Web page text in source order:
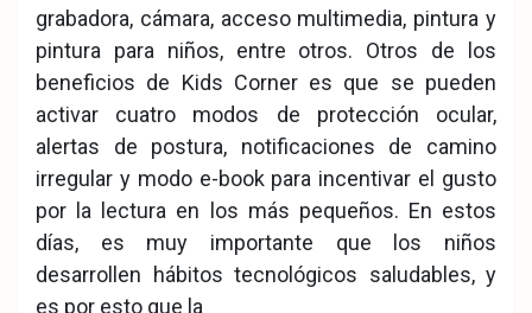
grabadora, cámara, acceso multimedia, pintura y
pintura para niños, entre otros. Otros de los
beneficios de Kids Corner es que se pueden
activar cuatro modos de protección ocular,
alertas de postura, notificaciones de camino
irregular y modo e-book para incentivar el gusto
por la lectura en los más pequeños. En estos
días, es muy importante que los niños
desarrollen hábitos tecnológicos saludables, y
es por esto que la